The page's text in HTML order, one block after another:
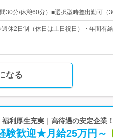
30分/休憩60分）■選択型時差出勤可
週休2日制（休日は土日祝日）・年間有
なる
利厚生充実｜高待遇の安定企業！
験歓迎★月給25万円～